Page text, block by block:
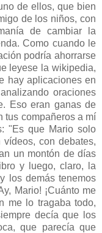
de ellos, que bien
de los niños, con
de cambiar la
Como cuando le
podría ahorrarse
leyese la wikipedia,
hay aplicaciones en
oraciones
Eso eran ganas de
tus compañeros a mí
"Es que Mario solo
con debates,
un montón de días
y luego, claro, la
los demás tenemos
Mario! ¡Cuánto me
me lo tragaba todo,
decía que los
que parecía que